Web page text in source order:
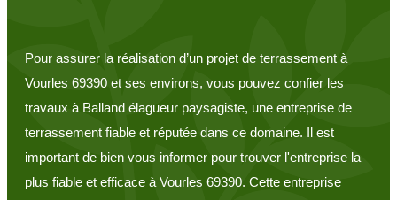
Pour assurer la réalisation d’un projet de terrassement à
Vourles 69390 et ses environs, vous pouvez confier les
travaux à Balland élagueur paysagiste, une entreprise de
terrassement fiable et réputée dans ce domaine. Il est
important de bien vous informer pour trouver l'entreprise la
plus fiable et efficace à Vourles 69390. Cette entreprise